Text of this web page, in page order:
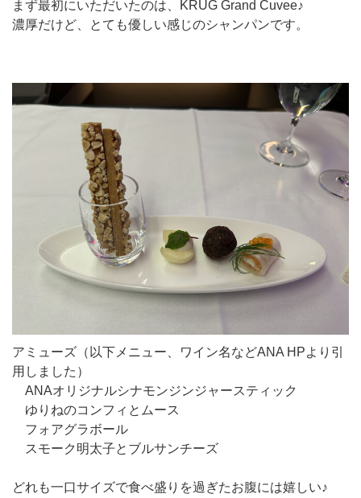
まず最初にいただいたのは、KRUG Grand Cuvee♪
濃厚だけど、とても優しい感じのシャンパンです。
アミューズ（以下メニュー、ワイン名などANA HPより引
用しました）
ANAオリジナルシナモンジンジャースティック
ゆりねのコンフィとムース
フォアグラボール
スモーク明太子とブルサンチーズ
どれも一口サイズで食べ盛りを過ぎたお腹には嬉しい♪